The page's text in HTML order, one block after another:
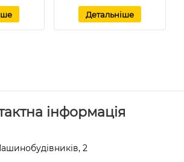
Детальніше
інформація
2